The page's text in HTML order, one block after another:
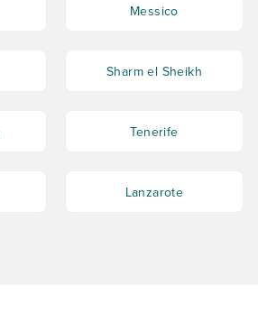
Messico
Sharm el Sheikh
Tenerife
Lanzarote